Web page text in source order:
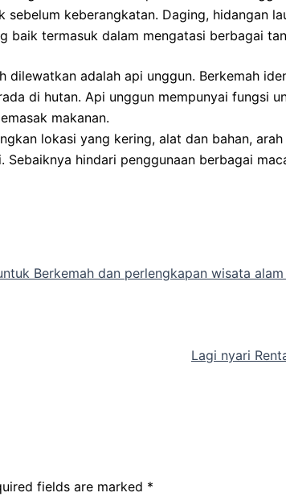
sebelum keberangkatan. Daging, hidangan
baik termasuk dalam mengatasi berbagai
adalah api unggun. Berkemah
di hutan. Api unggun mempunyai fungsi
makanan.
lokasi yang kering, alat dan bahan,
hindari penggunaan berbagai
Berkemah dan perlengkapan wisata
Lagi nyari
fields are marked *